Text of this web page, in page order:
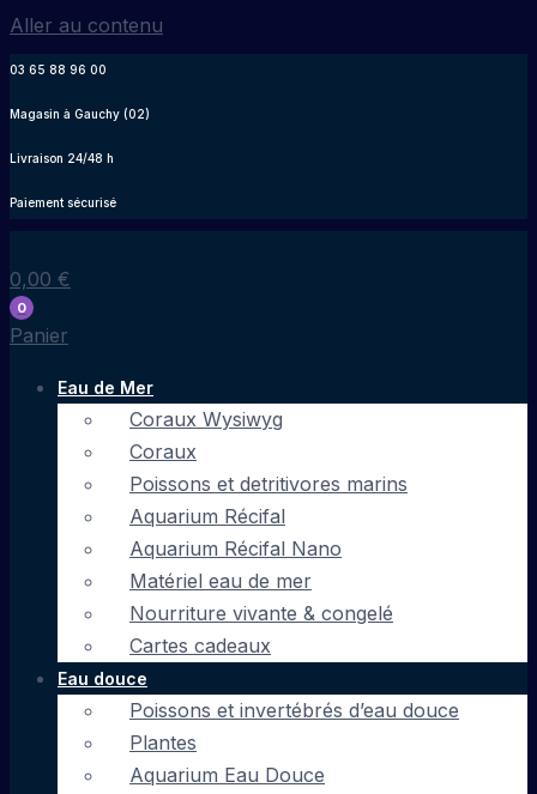
Aller au contenu
03 65 88 96 00
Magasin à Gauchy (02)
Livraison 24/48 h
Paiement sécurisé
0,00 €
0
Panier
Eau de Mer
Coraux Wysiwyg
Coraux
Poissons et detritivores marins
Aquarium Récifal
Aquarium Récifal Nano
Matériel eau de mer
Nourriture vivante & congelé
Cartes cadeaux
Eau douce
Poissons et invertébrés d’eau douce
Plantes
Aquarium Eau Douce